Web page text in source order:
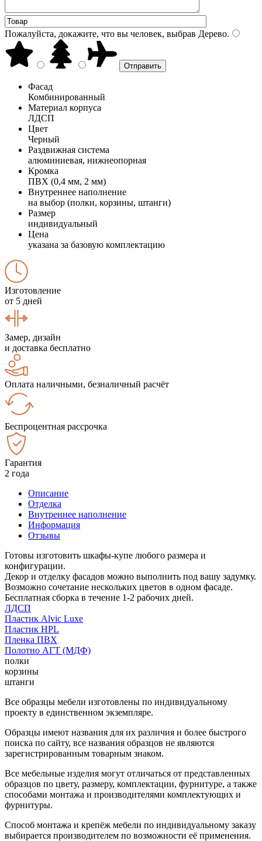
Пожалуйста, докажите, что вы человек, выбрав Дерево.
Фасад
Комбинированный
Материал корпуса
ЛДСП
Цвет
Черный
Раздвижная система
алюминиевая, нижнеопорная
Кромка
ПВХ (0,4 мм, 2 мм)
Внутреннее наполнение
на выбор (полки, корзины, штанги)
Размер
индивидуальный
Цена
указана за базовую комплектацию
Изготовление
от 5 дней
Замер, дизайн
и доставка бесплатно
Оплата наличными, безналичный расчёт
Беспроцентная рассрочка
Гарантия
2 года
Описание
Отделка
Внутреннее наполнение
Информация
Отзывы
Готовы изготовить шкафы-купе любого размера и
конфигурации.
Декор и отделку фасадов можно выполнить под вашу задумку.
Возможно сочетание нескольких цветов в одном фасаде.
Бесплатная сборка в течение 1-2 рабочих дней.
ЛДСП
Пластик Alvic Luxe
Пластик HPL
Пленка ПВХ
Полотно АГТ (МДФ)
полки
корзины
штанги
Все образцы мебели изготовлены по индивидуальному
проекту в единственном экземпляре.
Образцы имеют названия для их различия и более быстрого
поиска по сайту, все названия образцов не являются
зарегистрированным товарным знаком.
Все мебельные изделия могут отличаться от представленных
образцов по цвету, размеру, комплектации, фурнитуре, а также
способами монтажа и производителями комплектующих и
фурнитуры.
Способ монтажа и крепёж мебели по индивидуальному заказу
выбирается производителем по возможности её применения.